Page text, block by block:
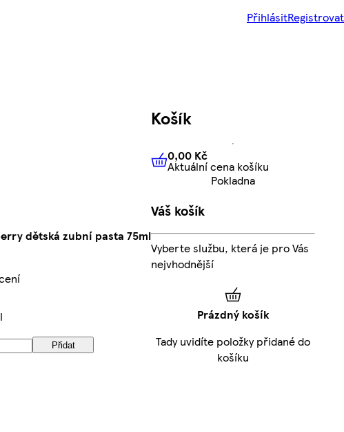
PřihlásitRegistrovat
dětská zubní pasta 75ml
Přidat
Košík
0,00 KčAktuální cena košíku
0,00 Kč
Aktuální cena košíku
Pokladna
Váš košík
Vyberte službu, která je pro Vás
nejvhodnější
Prázdný košík
Tady uvidíte položky přidané do
košíku